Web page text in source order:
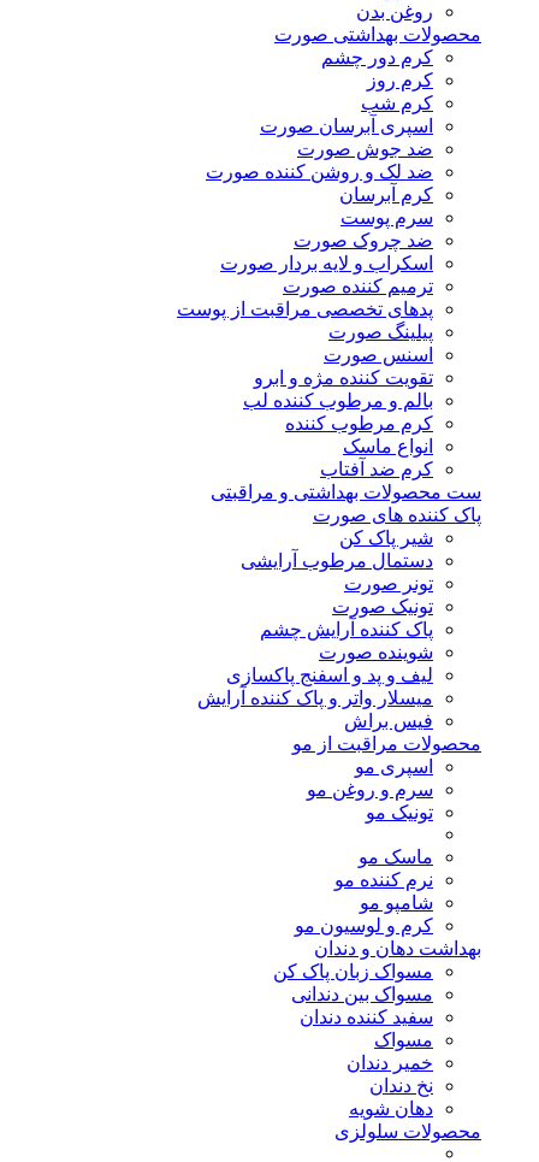
روغن بدن
محصولات بهداشتی صورت
کرم دور چشم
کرم روز
کرم شب
اسپری آبرسان صورت
ضد جوش صورت
ضد لک و روشن کننده صورت
کرم آبرسان
سرم پوست
ضد چروک صورت
اسکراب و لایه بردار صورت
ترمیم کننده صورت
پدهای تخصصی مراقبت از پوست
پیلینگ صورت
اسنس صورت
تقویت کننده مژه و ابرو
بالم و مرطوب کننده لب
کرم مرطوب کننده
انواع ماسک
کرم ضد آفتاب
ست محصولات بهداشتی و مراقبتی
پاک کننده های صورت
شیر پاک کن
دستمال مرطوب آرایشی
تونر صورت
تونیک صورت
پاک کننده آرایش چشم
شوینده صورت
لیف و پد و اسفنج پاکسازی
میسلار واتر و پاک کننده آرایش
فیس براش
محصولات مراقبت از مو
اسپری مو
سرم و روغن مو
تونیک مو
ماسک مو
نرم کننده مو
شامپو مو
کرم و لوسیون مو
بهداشت دهان و دندان
مسواک زبان پاک کن
مسواک بین دندانی
سفید کننده دندان
مسواک
خمیر دندان
نخ دندان
دهان شویه
محصولات سلولزی